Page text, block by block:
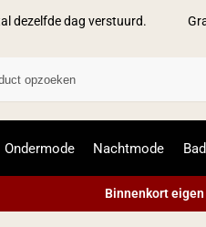
dezelfde dag verstuurd.
Ondermode Nachtmode
Binnenkort